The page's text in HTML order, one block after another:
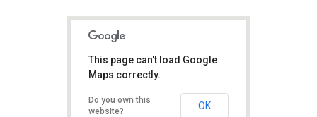
This page can't load Google
Maps correctly.
Do you own this
website?
OK